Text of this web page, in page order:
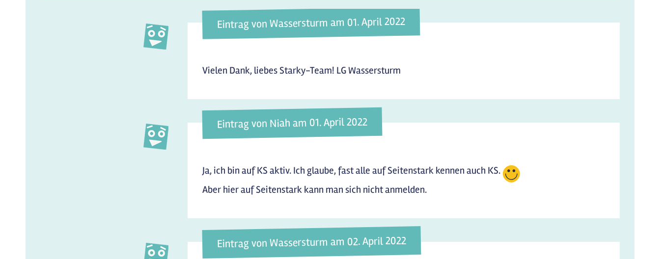
Eintrag von Wassersturm am 01. April 2022
Vielen Dank, liebes Starky-Team! LG Wassersturm
Eintrag von Niah am 01. April 2022
Ja, ich bin auf KS aktiv. Ich glaube, fast alle auf Seitenstark kennen auch KS.
Aber hier auf Seitenstark kann man sich nicht anmelden.
Eintrag von Wassersturm am 02. April 2022